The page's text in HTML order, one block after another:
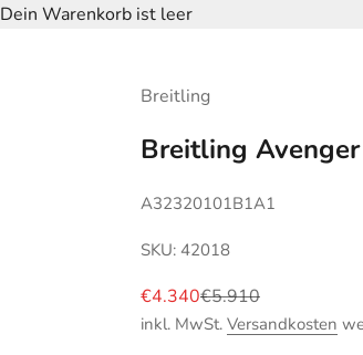
Dein Warenkorb ist leer
Breitling
Breitling
A32320101B1A1
SKU: 42018
Angebot
€4.340Regulärer Preis
€5.910
inkl. MwSt. Versandkosten